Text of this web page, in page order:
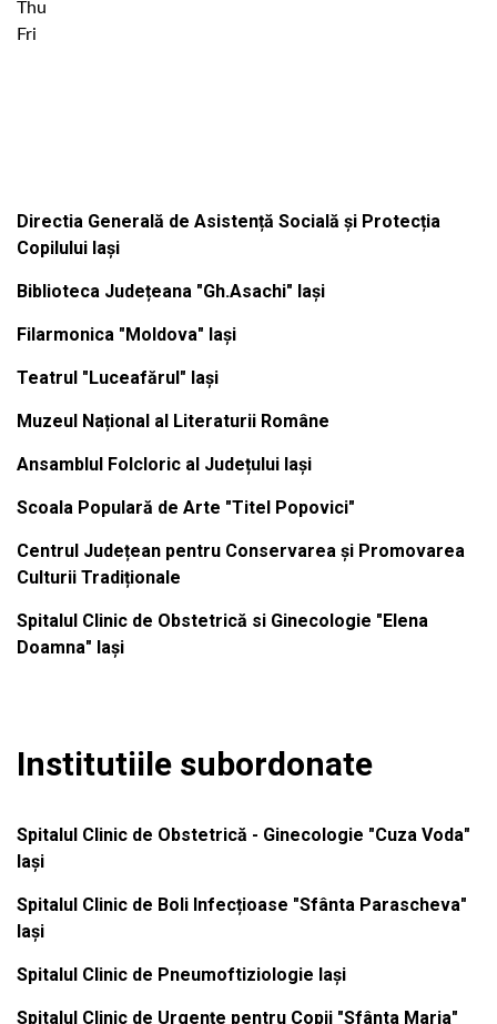
Thu
Fri
Directia Generală de Asistență Socială și Protecția
Copilului Iași
Biblioteca Județeana "Gh.Asachi" Iași
Filarmonica "Moldova" Iași
Teatrul "Luceafărul" Iași
Muzeul Național al Literaturii Române
Ansamblul Folcloric al Județului Iași
Scoala Populară de Arte "Titel Popovici"
Centrul Județean pentru Conservarea și Promovarea
Culturii Tradiționale
Spitalul Clinic de Obstetrică si Ginecologie "Elena
Doamna" Iași
Institutiile subordonate
Spitalul Clinic de Obstetrică - Ginecologie "Cuza Voda"
Iași
Spitalul Clinic de Boli Infecțioase "Sfânta Parascheva"
Iași
Spitalul Clinic de Pneumoftiziologie Iași
Spitalul Clinic de Urgențe pentru Copii "Sfânta Maria"